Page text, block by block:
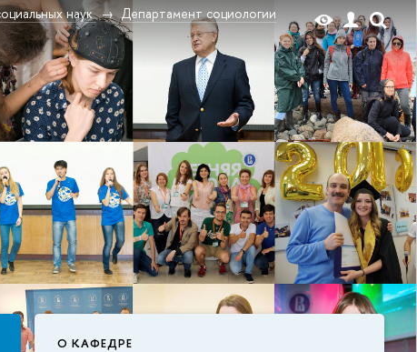
наук
Департамент социологии
О КАФЕДРЕ